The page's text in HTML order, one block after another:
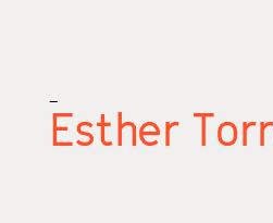
_
Esther